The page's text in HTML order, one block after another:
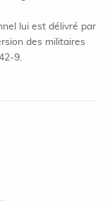
lui est délivré par
des militaires
9.